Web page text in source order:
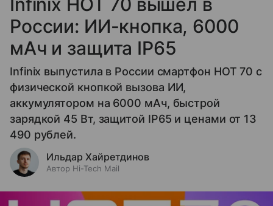
Infinix HOT 70 вышел в
России: ИИ-кнопка, 6000
мАч и защита IP65
Infinix выпустила в России смартфон HOT 70 с
физической кнопкой вызова ИИ,
аккумулятором на 6000 мАч, быстрой
зарядкой 45 Вт, защитой IP65 и ценами от 13
490 рублей.
Ильдар Хайретдинов
Автор Hi-Tech Mail